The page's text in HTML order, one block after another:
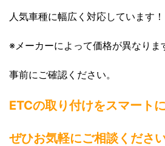
人気車種に幅広く対応しています！
※メーカーによって価格が異なりま
事前にご確認ください。
ETCの取り付けをスマート
ぜひお気軽にご相談ください